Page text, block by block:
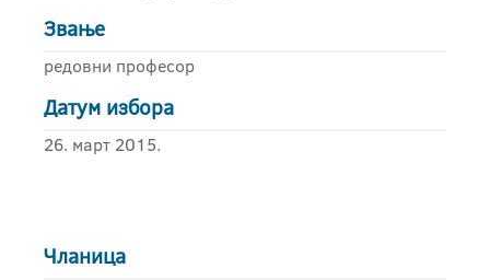
Звање
редовни професор
Датум избора
26. март 2015.
Чланица